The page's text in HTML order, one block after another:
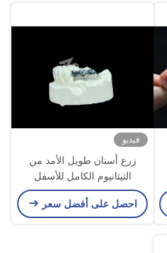
فيديو
زرع أسنان طويل الأمد من
التيتانيوم الكامل للأسفل
احصل على أفضل سعر